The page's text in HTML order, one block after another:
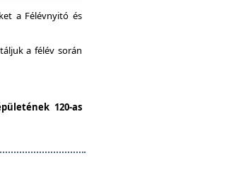
a Félévnyitó és
a félév során
120-as